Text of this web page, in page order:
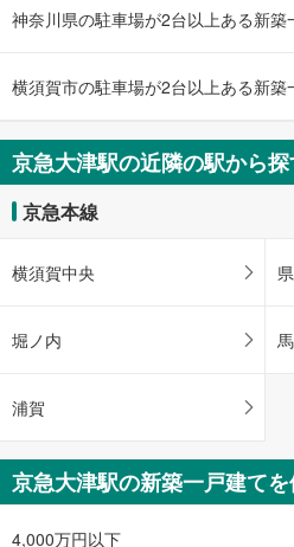
神奈川県の駐車場が2台以上ある新築
横須賀市の駐車場が2台以上ある新築
京急大津駅の近隣の駅から
京急本線
横須賀中央
堀ノ内
浦賀
京急大津駅の新築一戸建て
4,000万円以下